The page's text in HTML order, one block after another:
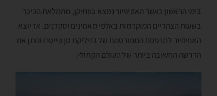
בימי הראשון כאשר האפיפיור נמצא בוותיקן, מתמלאת הכיכר
בשעות הצהריים המוקדמות באלפי מאמינים וסקרנים. אז יוצא
האפיפיור למרפסת המפורסמת של בּזיליקת סן פְּייטְרו ונותן את
הדרשה החשובה ביותר של העולם הקתולי.